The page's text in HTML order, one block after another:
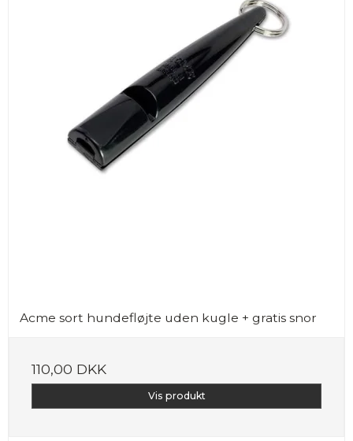
Acme sort hundefløjte uden kugle + gratis snor
110,00 DKK
Vis produkt